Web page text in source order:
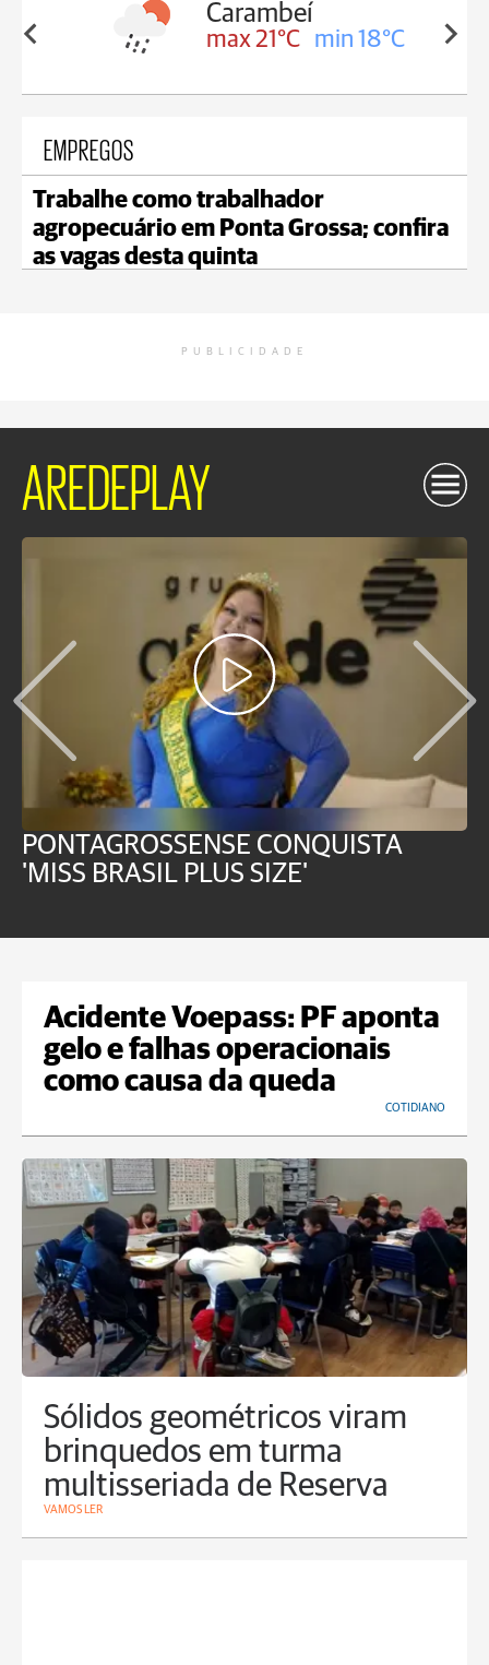
18°C
Carambeí
max 21°C min 18°C
EMPREGOS
Trabalhe como trabalhador
agropecuário em Ponta Grossa; confira
as vagas desta quinta
PUBLICIDADE
AREDEPLAY
PONTAGROSSENSE CONQUISTA
'MISS BRASIL PLUS SIZE'
Acidente Voepass: PF aponta
gelo e falhas operacionais
como causa da queda
COTIDIANO
Sólidos geométricos viram
brinquedos em turma
multisseriada de Reserva
VAMOS LER